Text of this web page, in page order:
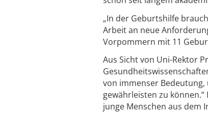
„In der Geburtshilfe
Arbeit an neue
Vorpommern mit 11
Aus Sicht von Uni-Rektor
von immenser
gewährleisten zu
junge Menschen aus dem